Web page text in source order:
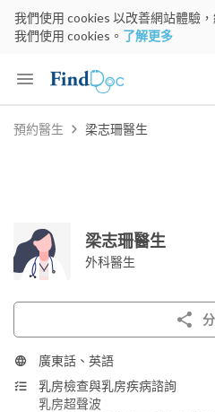
我們使用 cookies 以改善網站體驗
我們使用 cookies。 了解更多
Keyword
預約醫生 梁志珊醫生
梁志珊醫生
外科醫生
廣東話、英語
乳房檢查與乳房疾病諮詢
乳房超聲波